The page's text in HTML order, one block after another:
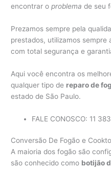
encontrar oproblema de seu
Prezamos sempre pela
prestados, utilizamos sempre
com total segurança e
Aqui você encontra os
qualquer tipo de reparo de
estado de São Paulo.
FALE CONOSCO: 11
Conversão De Fogão e
A maioria dos fogão são
são conhecido como botijão